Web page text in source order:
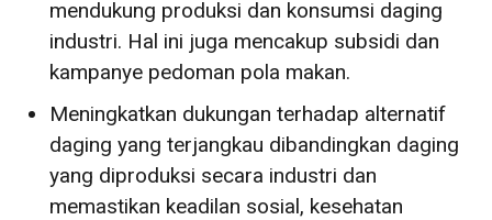
mendukung produksi dan konsumsi daging
industri. Hal ini juga mencakup subsidi dan
kampanye pedoman pola makan.
Meningkatkan dukungan terhadap alternatif
daging yang terjangkau dibandingkan daging
yang diproduksi secara industri dan
memastikan keadilan sosial, kesehatan